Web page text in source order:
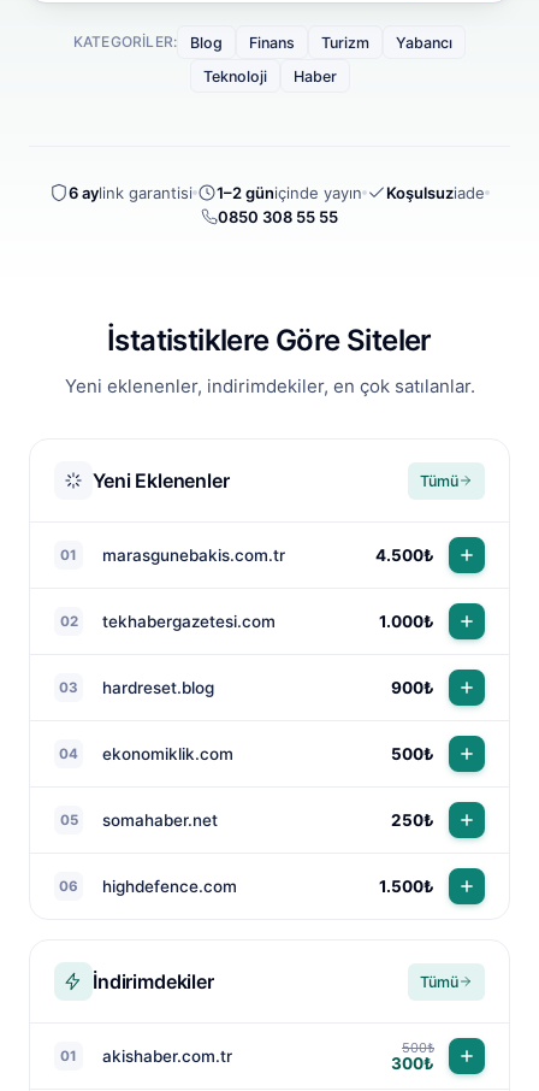
KATEGORILER: Blog Finans Turizm
Yabancı
Teknoloji
Haber
6 aylink garantisi 1–2 güniçinde yayın Koşulsuziade
0850 308 55 55
İstatistiklere Göre Siteler
Yeni eklenenler, indirimdekiler, en çok satılanlar.
Yeni Eklenenler Tümü
01 marasgunebakis.com.tr 4.500₺
02 tekhabergazetesi.com 1.000₺
03 hardreset.blog 900₺
04 ekonomiklik.com 500₺
05 somahaber.net 250₺
06 highdefence.com 1.500₺
İndirimdekiler Tümü
01 akishaber.com.tr 500₺
300₺
NewsTanıtım AI Asistan